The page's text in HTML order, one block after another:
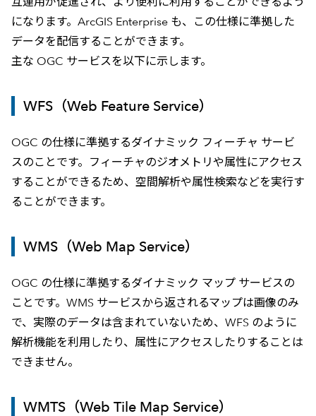
になります。ArcGIS Enterprise も、この仕様に準拠した
データを配信することができます。
主な OGC サービスを以下に示します。
WFS（Web Feature Service）
OGC の仕様に準拠するダイナミック フィーチャ サービ
スのことです。フィーチャのジオメトリや属性にアクセス
することができるため、空間解析や属性検索などを実行す
ることができます。
WMS（Web Map Service）
OGC の仕様に準拠するダイナミック マップ サービスの
ことです。WMS サービスから返されるマップは画像のみ
で、実際のデータは含まれていないため、WFS のように
解析機能を利用したり、属性にアクセスしたりすることは
できません。
WMTS（Web Tile Map Service）